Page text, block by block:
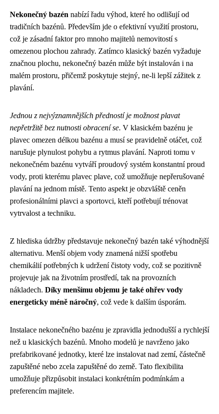
Nekonečný bazén nabízí řadu výhod, které ho odlišují od
tradičních bazénů. Především jde o efektivní využití prostoru,
což je zásadní faktor pro mnoho majitelů nemovitostí s
omezenou plochou zahrady. Zatímco klasický bazén vyžaduje
značnou plochu, nekonečný bazén může být instalován i na
malém prostoru, přičemž poskytuje stejný, ne-li lepší zážitek z
plavání.
Jednou z nejvýznamnějších předností je možnost plavat
nepřetržitě bez nutnosti obracení se. V klasickém bazénu je
plavec omezen délkou bazénu a musí se pravidelně otáčet, což
narušuje plynulost pohybu a rytmus plavání. Naproti tomu v
nekonečném bazénu vytváří proudový systém konstantní proud
vody, proti kterému plavec plave, což umožňuje nepřerušované
plavání na jednom místě. Tento aspekt je obzvláště ceněn
profesionálními plavci a sportovci, kteří potřebují trénovat
vytrvalost a techniku.
Z hlediska údržby představuje nekonečný bazén také výhodnější
alternativu. Menší objem vody znamená nižší spotřebu
chemikálií potřebných k udržení čistoty vody, což se pozitivně
projevuje jak na životním prostředí, tak na provozních
nákladech. Díky menšímu objemu je také ohřev vody
energeticky méně náročný, což vede k dalším úsporám.
Instalace nekonečného bazénu je zpravidla jednodušší a rychlejší
než u klasických bazénů. Mnoho modelů je navrženo jako
prefabrikované jednotky, které lze instalovat nad zemí, částečně
zapuštěné nebo zcela zapuštěné do země. Tato flexibilita
umožňuje přizpůsobit instalaci konkrétním podmínkám a
preferencím majitele.